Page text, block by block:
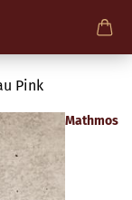
Pink
Mathmos